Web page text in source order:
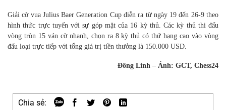
Giải cờ vua Julius Baer Generation Cup diễn ra từ ngày 19 đến 26-9 theo
hình thức trực tuyến với sự góp mặt của 16 kỳ thủ. Các kỳ thủ thi đấu
vòng tròn 15 ván cờ nhanh, chọn ra 8 kỳ thủ có thứ hạng cao vào vòng
đấu loại trực tiếp với tổng giá trị tiền thưởng là 150.000 USD.
Đông Linh – Ảnh: GCT, Chess24
Chia sẻ: